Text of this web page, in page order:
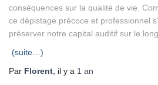
conséquences sur la qualité de vie.
ce dépistage précoce et professionnel
préserver notre capital auditif sur le
(suite…)
Par Florent , il y a 1 an